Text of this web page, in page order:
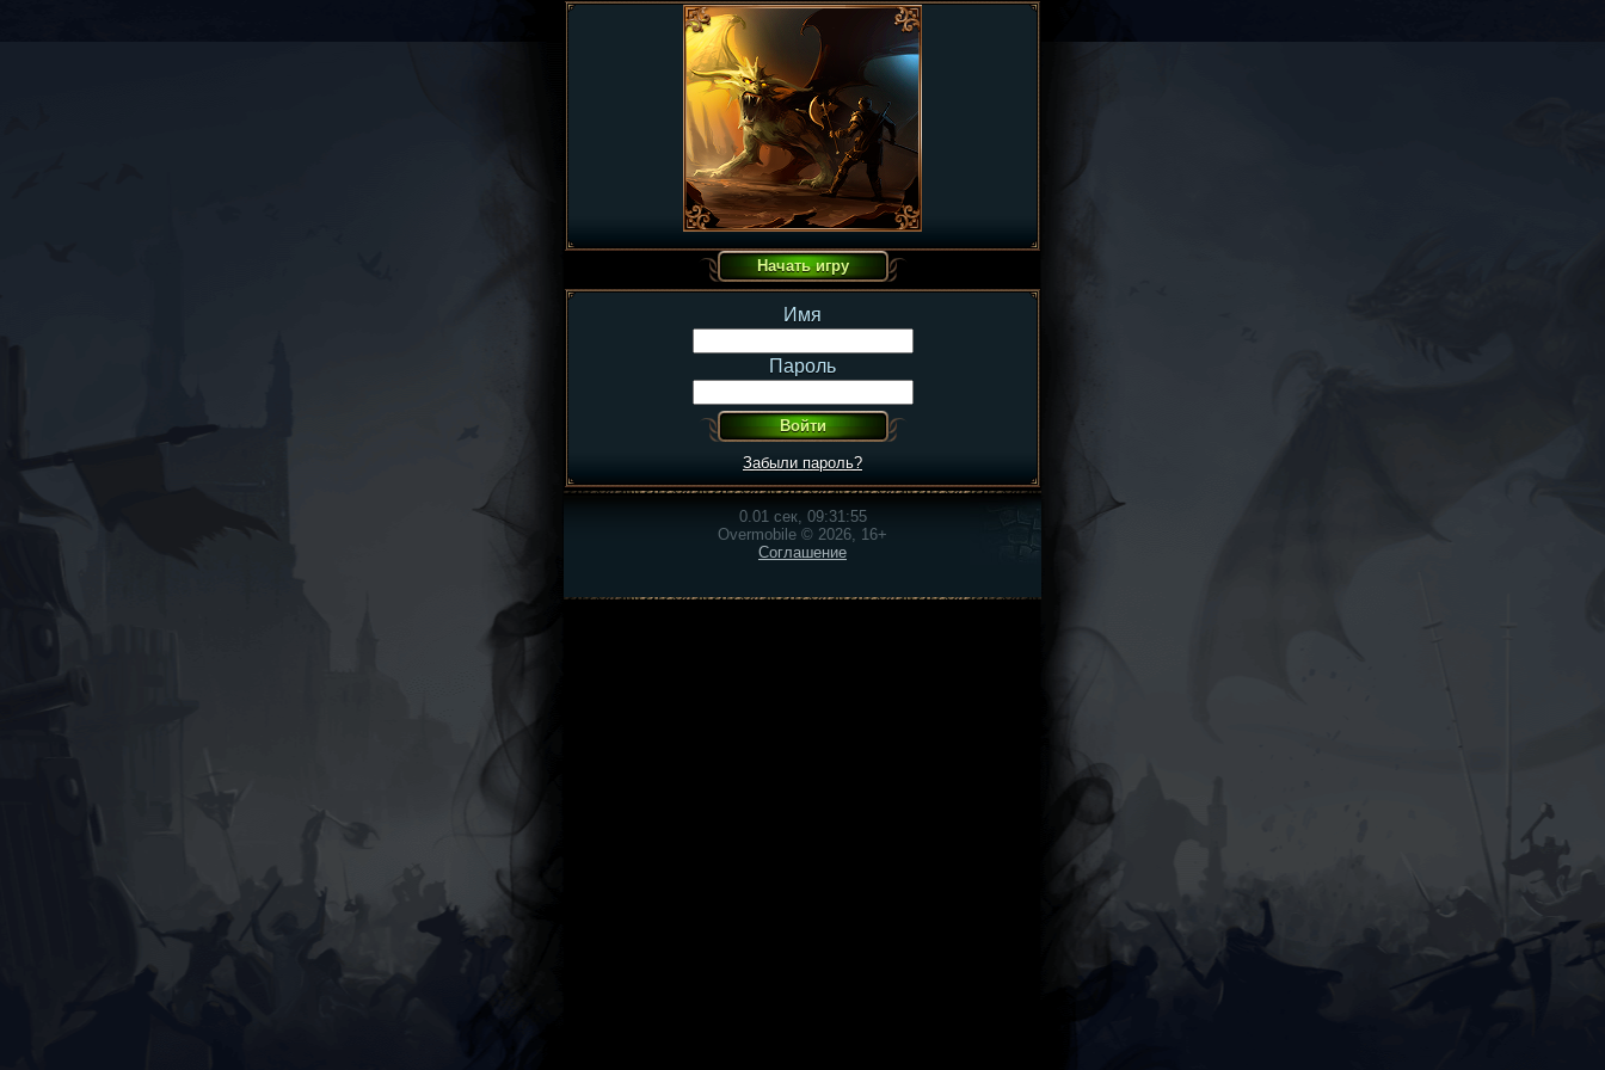
Имя
Пароль
Забыли пароль?
0.01 сек, 09:31:55
Overmobile © 2026, 16+
Соглашение